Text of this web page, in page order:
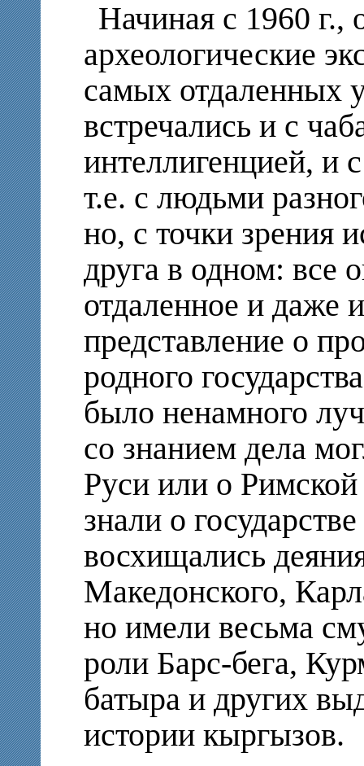
Начиная с 1960 г.,
археологические
самых отдаленных
встречались и с
интеллигенцией, и
т.е. с людьми
но, с точки зрения
друга в одном: все
отдаленное и даже
представление о
родного
было ненамного
со знанием дела
Руси или о
знали о
восхищались
Македонского,
но имели весьма
роли Барс-бега,
батыра и других
истории кыргызов.